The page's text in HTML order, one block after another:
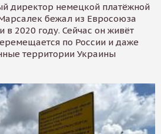
директор немецкой платёжной
бежал из Евросоюза
в 2020 году. Сейчас он живёт
по России и даже
территории Украины